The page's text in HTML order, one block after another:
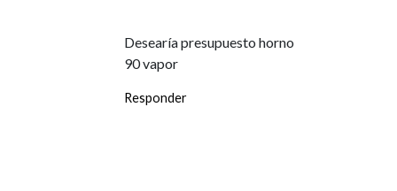
Desearía presupuesto horno
90 vapor
Responder